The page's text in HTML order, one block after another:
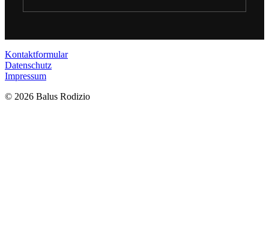
Kontaktformular
Datenschutz
Impressum
© 2026 Balus Rodizio